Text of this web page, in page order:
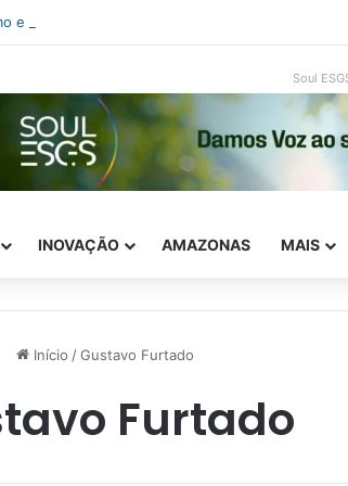
e ESG: como inovar com impacto real
Soul
INOVAÇÃO AMAZONAS MAIS
Início /Gustavo Furtado
Furtado